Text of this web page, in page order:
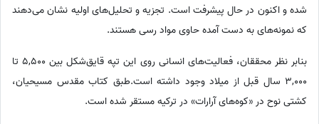
شده و اکنون در حال پیشرفت است. تجزیه و تحلیل‌های اولیه نشان می‌دهند
که نمونه‌های به دست آمده حاوی مواد رسی هستند.
بنابر نظر محققان، فعالیت‌های انسانی روی این تپه قایق‌شکل بین 5,500 تا
3,000 سال قبل از میلاد وجود داشته است.طبق کتاب مقدس مسیحیان،
کشتی نوح در «کوه‌های آرارات» در ترکیه مستقر شده است.